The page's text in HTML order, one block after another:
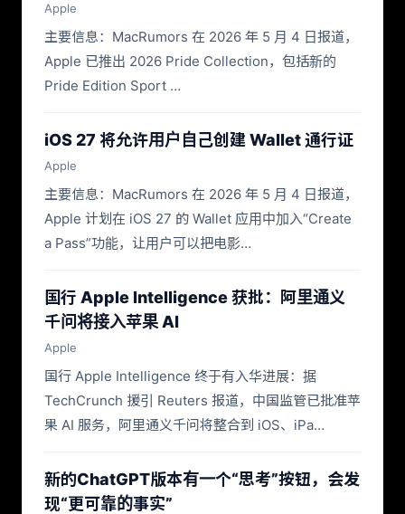
Apple
主要信息：MacRumors 在 2026 年 5 月 4 日报道，
Apple 已推出 2026 Pride Collection，包括新的
Pride Edition Sport …
iOS 27 将允许用户自己创建 Wallet 通行证
Apple
主要信息：MacRumors 在 2026 年 5 月 4 日报道，
Apple 计划在 iOS 27 的 Wallet 应用中加入“Create
a Pass”功能，让用户可以把电影…
国行 Apple Intelligence 获批：阿里通义
千问将接入苹果 AI
Apple
国行 Apple Intelligence 终于有入华进展：据
TechCrunch 援引 Reuters 报道，中国监管已批准苹
果 AI 服务，阿里通义千问将整合到 iOS、iPa…
新的ChatGPT版本有一个“思考”按钮，会发
现“更可靠的事实”